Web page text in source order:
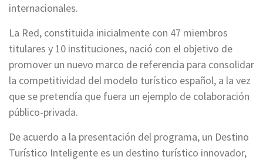
internacionales.
La Red, constituida inicialmente con 47 miembros
titulares y 10 instituciones, nació con el objetivo de
promover un nuevo marco de referencia para consolidar
la competitividad del modelo turístico español, a la vez
que se pretendía que fuera un ejemplo de colaboración
público-privada.
De acuerdo a la presentación del programa, un Destino
Turístico Inteligente es un destino turístico innovador,